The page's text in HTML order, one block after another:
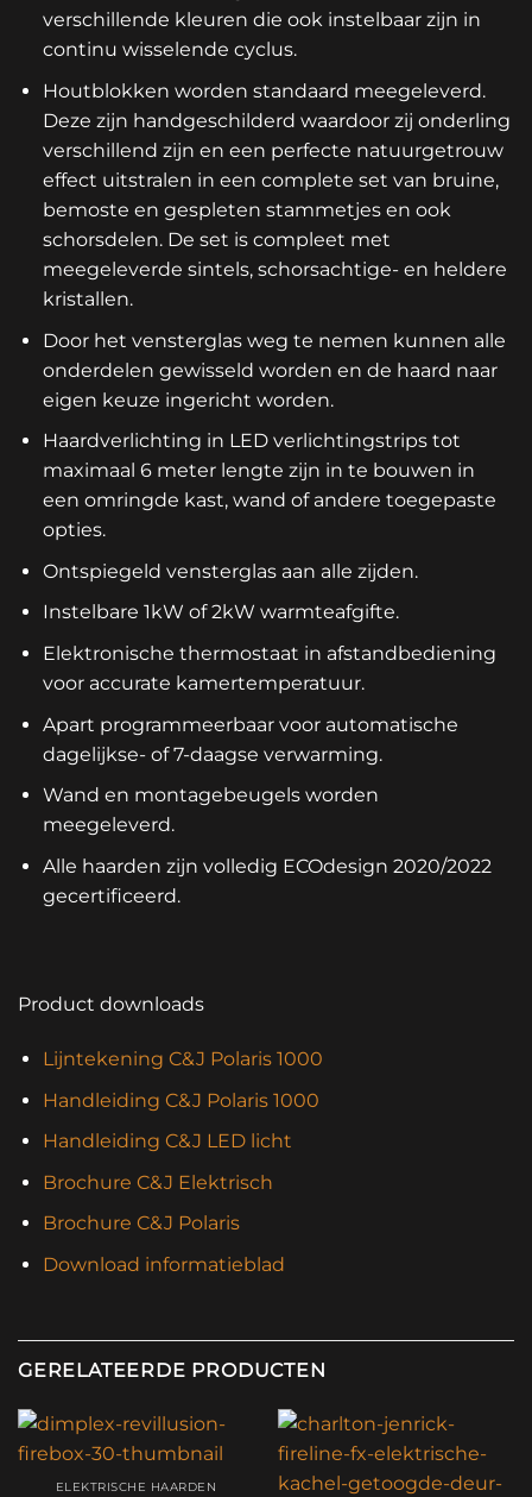
verschillende kleuren die ook instelbaar zijn in
continu wisselende cyclus.
Houtblokken worden standaard meegeleverd.
Deze zijn handgeschilderd waardoor zij onderling
verschillend zijn en een perfecte natuurgetrouw
effect uitstralen in een complete set van bruine,
bemoste en gespleten stammetjes en ook
schorsdelen. De set is compleet met
meegeleverde sintels, schorsachtige- en heldere
kristallen.
Door het vensterglas weg te nemen kunnen alle
onderdelen gewisseld worden en de haard naar
eigen keuze ingericht worden.
Haardverlichting in LED verlichtingstrips tot
maximaal 6 meter lengte zijn in te bouwen in
een omringde kast, wand of andere toegepaste
opties.
Ontspiegeld vensterglas aan alle zijden.
Instelbare 1kW of 2kW warmteafgifte.
Elektronische thermostaat in afstandbediening
voor accurate kamertemperatuur.
Apart programmeerbaar voor automatische
dagelijkse- of 7-daagse verwarming.
Wand en montagebeugels worden
meegeleverd.
Alle haarden zijn volledig ECOdesign 2020/2022
gecertificeerd.
Product downloads
Lijntekening C&J Polaris 1000
Handleiding C&J Polaris 1000
Handleiding C&J LED licht
Brochure C&J Elektrisch
Brochure C&J Polaris
Download informatieblad
GERELATEERDE PRODUCTEN
ELEKTRISCHE HAARDEN